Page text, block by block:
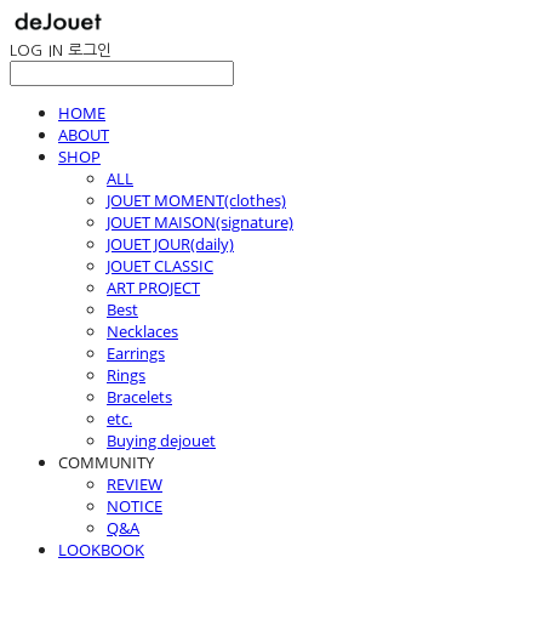
LOG IN 로그인
HOME
ABOUT
SHOP
ALL
JOUET MOMENT(clothes)
JOUET MAISON(signature)
JOUET JOUR(daily)
JOUET CLASSIC
ART PROJECT
Best
Necklaces
Earrings
Rings
Bracelets
etc.
Buying dejouet
COMMUNITY
REVIEW
NOTICE
Q&A
LOOKBOOK